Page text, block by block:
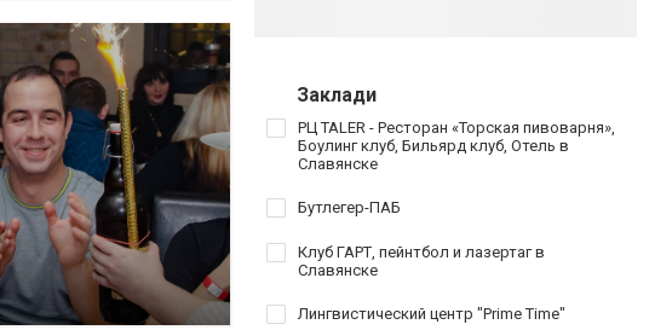
Заклади
РЦ TALER - Ресторан «Торская пивоварня»,
Боулинг клуб, Бильярд клуб, Отель в
Славянске
Бутлегер-ПАБ
Клуб ГАРТ, пейнтбол и лазертаг в
Славянске
Лингвистический центр "Prime Time"